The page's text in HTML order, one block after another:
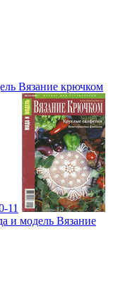
Вязание крючком
11
и модель Вязание